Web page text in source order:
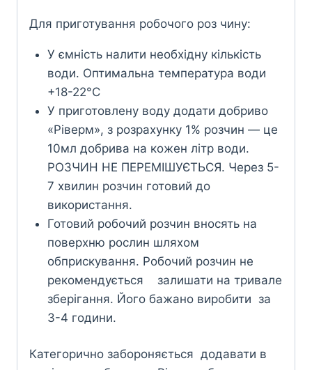
Для приготування робочого роз чину:
У ємність налити необхідну кількість
води. Оптимальна температура води
+18-22°С
У приготовлену воду додати добриво
«Ріверм», з розрахунку 1% розчин — це
10мл добрива на кожен літр води.
РОЗЧИН НЕ ПЕРЕМІШУЄТЬСЯ. Через 5-
7 хвилин розчин готовий до
використання.
Готовий робочий розчин вносять на
поверхню рослин шляхом
обприскування. Робочий розчин не
рекомендується залишати на тривале
зберігання. Його бажано виробити за
3-4 години.
Категорично забороняється додавати в